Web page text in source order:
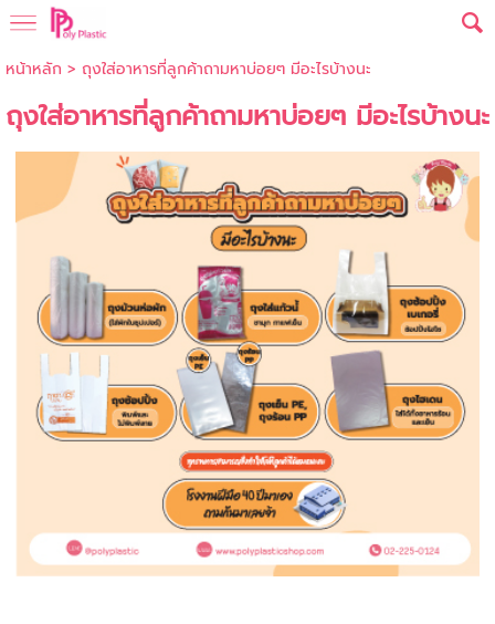
หน้าหลัก > ถุงใส่อาหารที่ลูกค้าถามหาบ่อยๆ มีอะไรบ้างนะ
ถุงใส่อาหารที่ลูกค้าถามหาบ่อยๆ มีอะไรบ้างนะ